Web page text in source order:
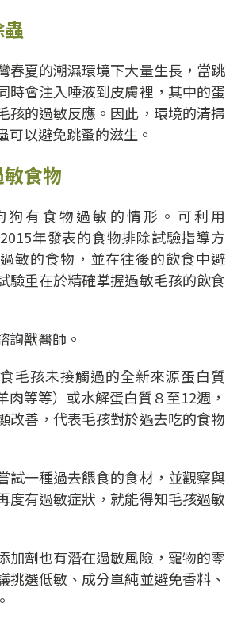
春夏的潮濕環境下大量生長，當跳
時會注入唾液到皮膚裡，其中的蛋
孩的過敏反應。因此，環境的清掃
可以避免跳蚤的滋生。
食物
狗有食物過敏的情形。可利用
年發表的食物排除試驗指導方
敏的食物，並在往後的飲食中避
驗重在於精確掌握過敏毛孩的飲食
詢獸醫師。
毛孩未接觸過的全新來源蛋白質
肉等等）或水解蛋白質８至12週，
改善，代表毛孩對於過去吃的食物
試一種過去餵食的食材，並觀察與
度有過敏症狀，就能得知毛孩過敏
加劑也有潛在過敏風險，寵物的零
挑選低敏、成分單純並避免香料、